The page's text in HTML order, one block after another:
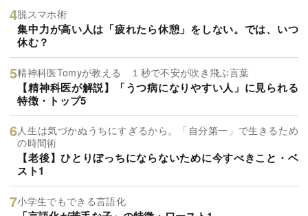
脱スマホ術
集中力が高い人は「疲れたら休憩」をしない。では、いつ
休む？
精神科医Tomyが教える １秒で不安が吹き飛ぶ言葉
【精神科医が解説】「うつ病になりやすい人」に見られる
特徴・トップ5
人生は気づかぬうちにすぎるから。「自分第一」で生きるため
の時間術
【老後】ひとりぼっちにならないために今すべきこと・ベ
スト1
小学生でもできる言語化